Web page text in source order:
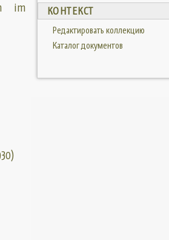
im
КОНТЕКСТ
Редактировать коллекцию
Каталог документов